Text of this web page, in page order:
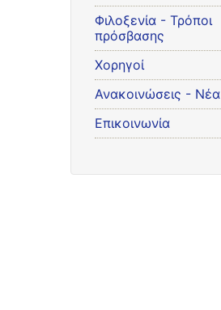
Φιλοξενία - Τρόποι
πρόσβασης
Χορηγοί
Ανακοινώσεις - Νέα
Επικοινωνία